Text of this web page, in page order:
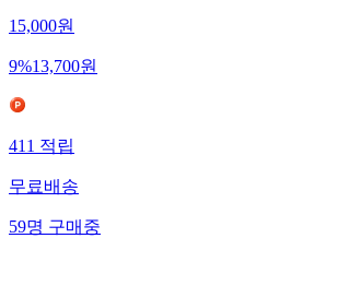
15,000원
9%13,700원
411적립
무료배송
59명구매중